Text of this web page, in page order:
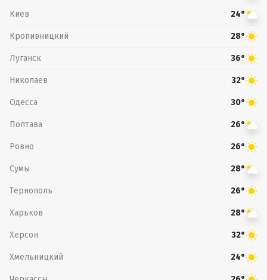
Киев 24°
Кропивницкий 28°
Луганск 36°
Николаев 32°
Одесса 30°
Полтава 26°
Ровно 26°
Сумы 28°
Тернополь 26°
Харьков 28°
Херсон 32°
Хмельницкий 24°